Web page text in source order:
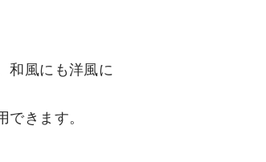
和風にも洋風に
きます。